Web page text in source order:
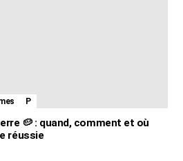
P
🥔 : quand, comment et où
réussie